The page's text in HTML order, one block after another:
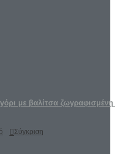
με βαλίτσα
Σύγκριση